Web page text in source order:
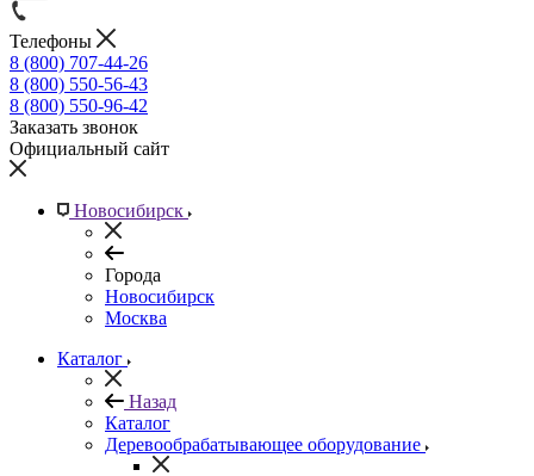
Телефоны
8 (800) 707-44-26
8 (800) 550-56-43
8 (800) 550-96-42
Заказать звонок
Официальный сайт
Новосибирск
Города
Новосибирск
Москва
Каталог
Назад
Каталог
Деревообрабатывающее оборудование